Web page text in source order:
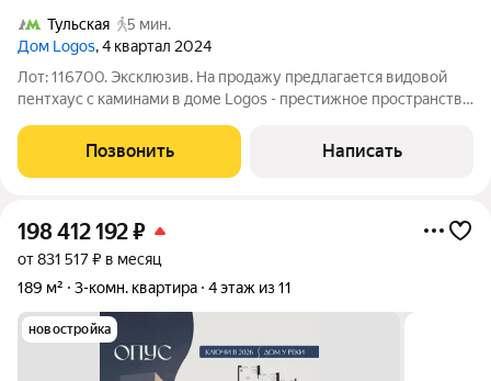
Тульская
5 мин.
Дом Logos, 4 квартал 2024
Лот: 116700. Эксклюзив. На продажу предлагается видовой
пентхаус с каминами в доме Logos - престижное пространство
просторная кухня?гостиная, два мастер?блока с гардеробными
и санузлами (в
Позвонить Написать
198 412 192₽
от 831 517 ₽ в месяц
189 м²
3-комн. квартира 4 этаж из 11
новостройка